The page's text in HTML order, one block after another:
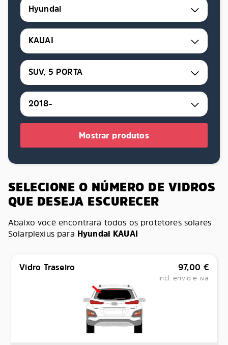
Hyundai
KAUAI
SUV, 5 PORTA
2018-
Mostrar produtos
SELECIONE O NÚMERO DE VIDROS
QUE DESEJA ESCURECER
Abaixo você encontrará todos os protetores solares
Solarplexius para Hyundai KAUAI
Vidro Traseiro 97,00 €
incl. envio e iva